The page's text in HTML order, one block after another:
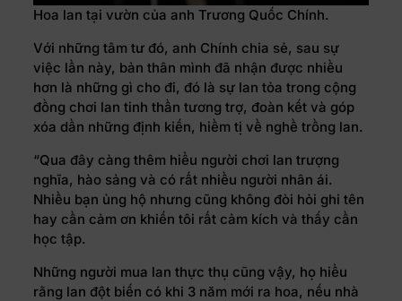
Hoa lan tại vườn của anh Trương Quốc Chính.
Với những tâm tư đó, anh Chính chia sẻ, sau sự
việc lần này, bản thân mình đã nhận được nhiều
hơn là những gì cho đi, đó là sự lan tỏa trong cộng
đồng chơi lan tinh thần tương trợ, đoàn kết và góp
xóa dần những định kiến, hiềm tị về nghề trồng lan.
“Qua đây càng thêm hiểu người chơi lan trượng
nghĩa, hào sảng và có rất nhiều người nhân ái.
Nhiều bạn ủng hộ nhưng cũng không đòi hỏi ghi tên
hay cần cảm ơn khiến tôi rất cảm kích và thấy cần
học tập.
Những người mua lan thực thụ cũng vậy, họ hiểu
rằng lan đột biến có khi 3 năm mới ra hoa, nếu nhà